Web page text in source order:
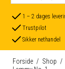
1 – 2 dages
Trustpilot
Sikker nethandel
Forside / Shop /